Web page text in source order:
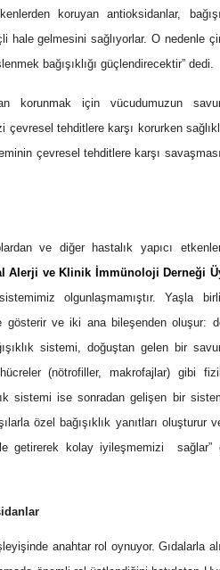
koruyan antioksidanlar,
hale gelmesini sağlıyorlar. O nedenle
bağışıklığı güçlendirecektir” dedi.
korunmak için vücudumuzun
çevresel tehditlere karşı korurken
çevresel tehditlere karşı
ve diğer hastalık yapıcı
Alerji ve Klinik İmmünoloji Derneği
olgunlaşmamıştır. Yaşla
gösterir ve iki ana bileşenden oluşur:
sistemi, doğuştan gelen bir
(nötrofiller, makrofajlar) gibi
sistemi ise sonradan gelişen bir
özel bağışıklık yanıtları oluşturur
getirerek kolay iyileşmemizi sağlar”
anahtar rol oynuyor. Gıdalarla